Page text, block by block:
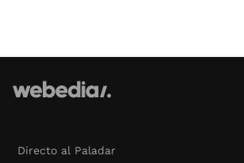
Directo al Paladar